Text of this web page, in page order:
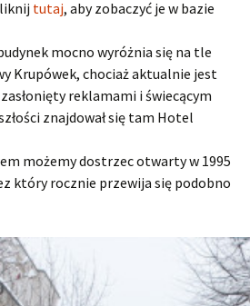
tutaj, aby zobaczyć je w bazie
mocno wyróżnia się na tle
Krupówek, chociaż aktualnie jest
reklamami i świecącym
znajdował się tam Hotel
możemy dostrzec otwarty w 1995
który rocznie przewija się podobno